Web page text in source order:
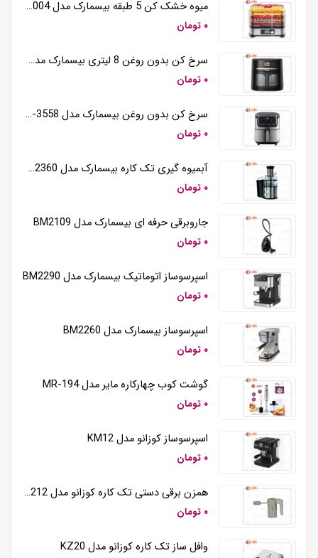
میوه خشک کن 5 طبقه بیسمارک مدل BM3004
۰ تومان
سرخ کن بدون روغن 8 لیتری بیسمارک مدل BM3570
۰ تومان
سرخ کن بدون روغن بیسمارک مدل BM-3558
۰ تومان
آبمیوه گیری تک کاره بیسمارک مدل BM2360
۰ تومان
جاروبرقی حرفه ای بیسمارک مدل BM2109
۰ تومان
اسپرسوساز اتوماتیک بیسمارک مدل BM2290
۰ تومان
اسپرسوساز بیسمارک مدل BM2260
۰ تومان
گوشت کوب چهارکاره مایر مدل MR-194
۰ تومان
اسپرسوساز کوزانو مدل KM12
۰ تومان
همزن برقی دستی تک کاره کوزانو مدل HM212
۰ تومان
وافل ساز تک کاره کوزانو مدل KZ20